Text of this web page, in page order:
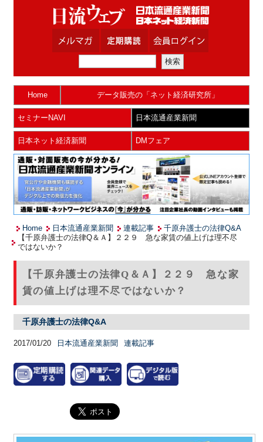
Home データ販売の「ネット経済研究所」
セミナーNAVI 日本流通産業新聞
日本ネット経済新聞 DMフェア
Home 日本流通産業新聞 連載記事
千原弁護士の法律Q&A
【千原弁護士の法律Q＆Ａ】２２９ 急な家賃の値上げは理不尽
ではないか？
【千原弁護士の法律Q＆Ａ】２２９ 急な家
賃の値上げは理不尽ではないか？
千原弁護士の法律Q&A
2017/01/20 日本流通産業新聞 連載記事